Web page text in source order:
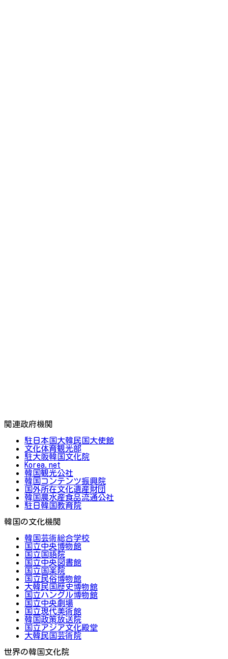
関連政府機関
駐日本国大韓民国大使館
文化体育観光部
駐大阪韓国文化院
Korea.net
韓国観光公社
韓国コンテンツ振興院
国外所在文化遺産財団
韓国農水産食品流通公社
駐日韓国教育院
韓国の文化機関
韓国芸術総合学校
国立中央博物館
国立国語院
国立中央図書館
国立国楽院
国立民俗博物館
大韓民国歴史博物館
国立ハングル博物館
国立中央劇場
国立現代美術館
韓国政策放送院
国立アジア文化殿堂
大韓民国芸術院
世界の韓国文化院